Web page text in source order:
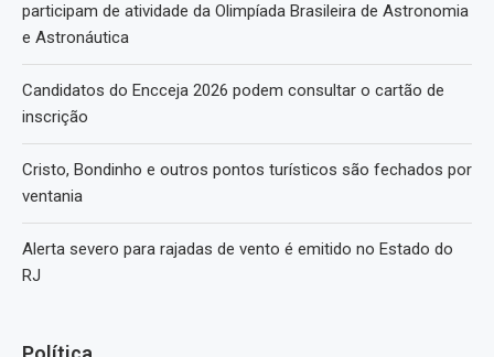
participam de atividade da Olimpíada Brasileira de Astronomia
e Astronáutica
Candidatos do Encceja 2026 podem consultar o cartão de
inscrição
Cristo, Bondinho e outros pontos turísticos são fechados por
ventania
Alerta severo para rajadas de vento é emitido no Estado do
RJ